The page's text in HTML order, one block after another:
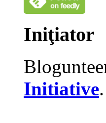
Iniţiator
Initiative.